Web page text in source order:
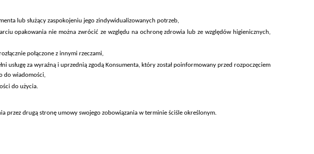
lub służący zaspokojeniu jego zindywidualizowanych potrzeb,
opakowania nie można zwrócić ze względu na ochronę zdrowia lub ze względów higienicznych,
połączone z innymi rzeczami,
usługę za wyraźną i uprzednią zgodą Konsumenta, który został poinformowany przed rozpoczęciem
do wiadomości,
do użycia.
przez drugą stronę umowy swojego zobowiązania w terminie ściśle określonym.